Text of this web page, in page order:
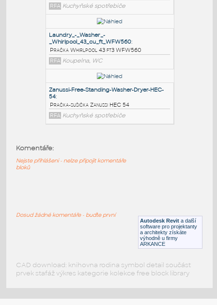
Front-Loading Washer-Dryer
Pračka-sušička s předním vkládáním a
podstavcem
RFA Koupelna, WC
Electronics_Appliances_Electrolux_Electrolux-
Free_:
Pračka Electrolux HEC-54
RFA Kuchyňské spotřebiče
Pračka Whirlpool 43 ft3 WFW560
54:
Pračka-sušička Zanussi HEC 54
Kuchyňské spotřebiče
Autodesk Revit a další
software pro projektanty
a architekty získáte
výhodně u firmy
ARKANCE
Komentáře:
Nejste přihlášeni - nelze připojit komentáře
bloků
Dosud žádné komentáře - buďte první
CAD download: knihovna rodina symbol detail součást
prvek stafáž výkres kategorie kolekce free block library